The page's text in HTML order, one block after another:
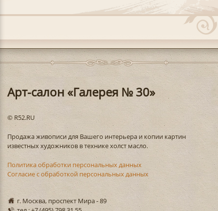
Арт-салон «Галерея № 30»
© R52.RU
Продажа живописи для Вашего интерьера и копии картин
известных художников в технике холст масло.
Политика обработки персональных данных
Согласие с обработкой персональных данных
г. Москва, проспект Мира - 89